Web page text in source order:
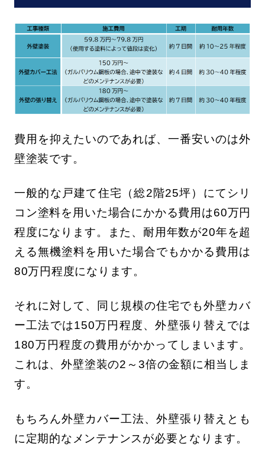
費用を抑えたいのであれば、一番安いのは外
壁塗装です。
一般的な戸建て住宅（総2階25坪）にてシリ
コン塗料を用いた場合にかかる費用は60万円
程度になります。また、耐用年数が20年を超
える無機塗料を用いた場合でもかかる費用は
80万円程度になります。
それに対して、同じ規模の住宅でも外壁カバ
ー工法では150万円程度、外壁張り替えでは
180万円程度の費用がかかってしまいます。
これは、外壁塗装の2～3倍の金額に相当しま
す。
もちろん外壁カバー工法、外壁張り替えとも
に定期的なメンテナンスが必要となります。